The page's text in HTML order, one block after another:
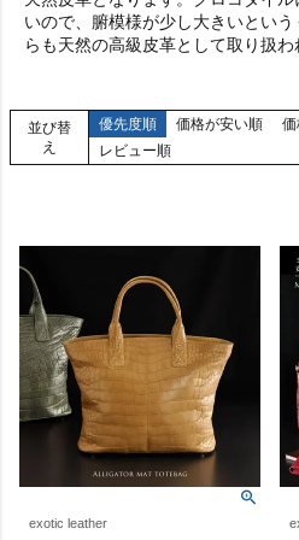
いので、腑模様が少し大きいとい
らも天然の高級皮革として取り扱わ
並び替
え
優先度順 価格が安い順
レビュー順
exotic leather